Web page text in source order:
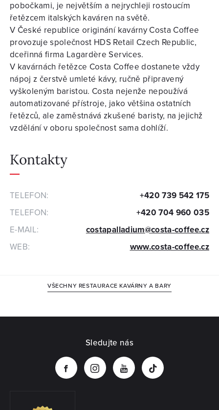
pobočkami, je největším a nejrychleji rostoucím
řetězcem italských kaváren na světě.
V České republice originání kavárny Costa Coffee
provozuje společnost HDS Retail Czech Republic,
dceřinná firma Lagardère Services.
V kavárnách řetězce Costa Coffee dostanete vždy
nápoj z čerstvě umleté kávy, ručně připravený
vyškoleným baristou. Costa nejenže nepoužívá
automatizované přístroje, jako většina ostatních
řetězců, ale zaměstnává zkušené baristy, na jejichž
vzdělání v oboru společnost sama dohlíží.
Kontakty
TELEFON:
+420 739 542 175
TELEFON:
+420 704 960 035
E-MAIL:
costapalladium@costa-coffee.cz
WEB:
www.costa-coffee.cz
VŠECHNY RESTAURACE KAVÁRNY A BARY
Sledujte nás